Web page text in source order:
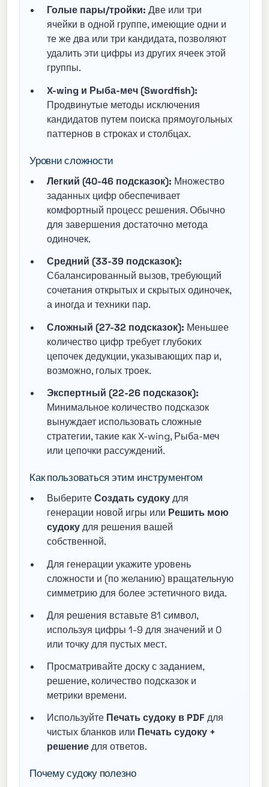
Голые пары/тройки: Две или три
ячейки в одной группе, имеющие одни и
те же два или три кандидата, позволяют
удалить эти цифры из других ячеек этой
группы.
X-wing и Рыба-меч (Swordfish):
Продвинутые методы исключения
кандидатов путем поиска прямоугольных
паттернов в строках и столбцах.
Уровни сложности
Легкий (40-46 подсказок): Множество
заданных цифр обеспечивает
комфортный процесс решения. Обычно
для завершения достаточно метода
одиночек.
Средний (33-39 подсказок):
Сбалансированный вызов, требующий
сочетания открытых и скрытых одиночек,
а иногда и техники пар.
Сложный (27-32 подсказок): Меньшее
количество цифр требует глубоких
цепочек дедукции, указывающих пар и,
возможно, голых троек.
Экспертный (22-26 подсказок):
Минимальное количество подсказок
вынуждает использовать сложные
стратегии, такие как X-wing, Рыба-меч
или цепочки рассуждений.
Как пользоваться этим инструментом
ВыберитеСоздать судокудля
генерации новой игры или Решить мою
судокудля решения вашей
собственной.
Для генерации укажите уровень
сложности и (по желанию) вращательную
симметрию для более эстетичного вида.
Для решения вставьте 81 символ,
используя цифры 1-9 для значений и 0
или точку для пустых мест.
Просматривайте доску с заданием,
решение, количество подсказок и
метрики времени.
Используйте Печать судоку в PDF для
чистых бланков или Печать судоку +
решениедля ответов.
Почему судоку полезно